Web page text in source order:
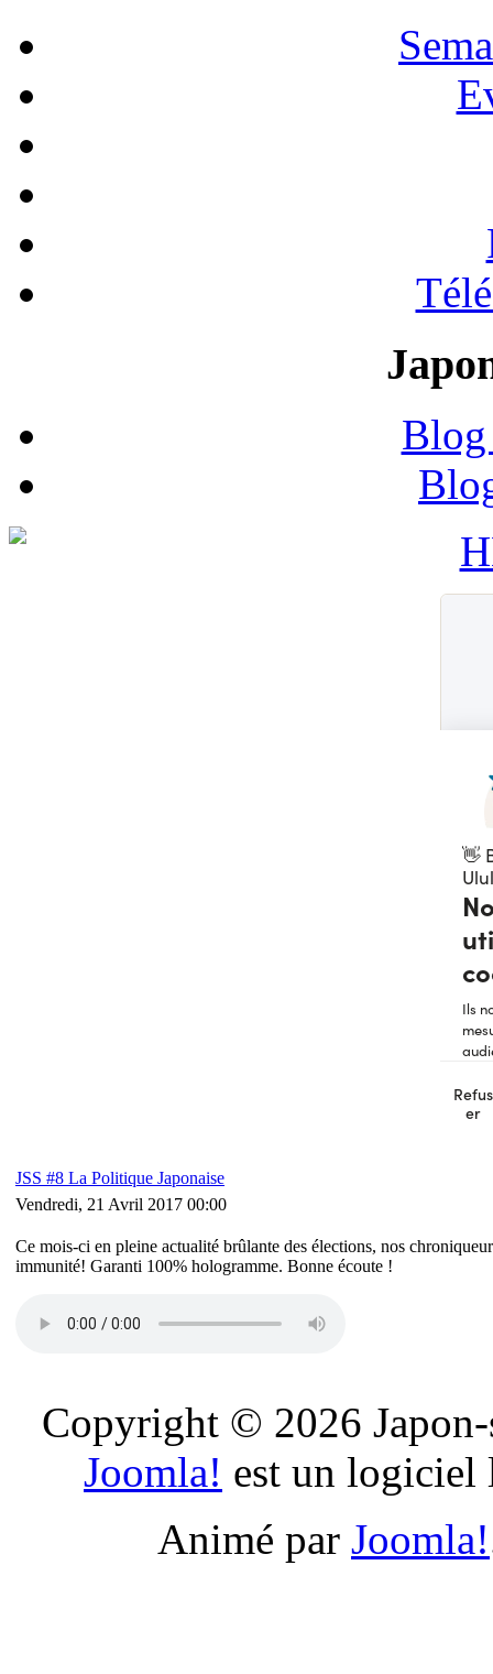
Blog
JSS #8 La Politique Japonaise
Vendredi, 21 Avril 2017 00:00
Ce mois-ci en pleine actualité brûlante des élections, nos
immunité! Garanti 100% hologramme. Bonne écoute !
Copyright © 2026 Japon-
Joomla! est un
Animé par Joomla!